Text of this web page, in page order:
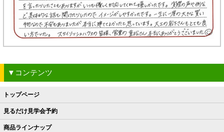
▼コンテンツ
トップページ
見るだけ見学会予約
商品ラインナップ